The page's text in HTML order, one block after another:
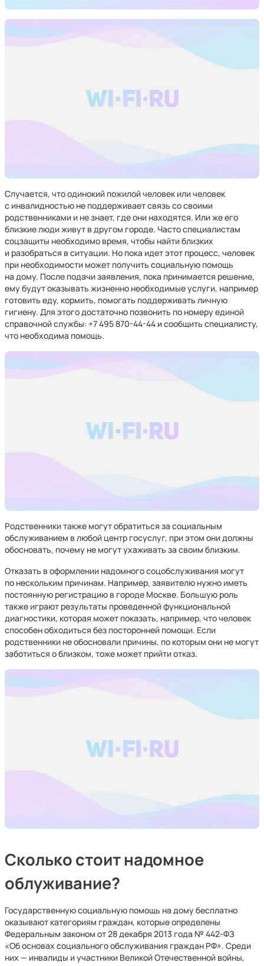
Случается, что одинокий пожилой человек или человек
с инвалидностью не поддерживает связь со своими
родственниками и не знает, где они находятся. Или же его
близкие люди живут в другом городе. Часто специалистам
соцзащиты необходимо время, чтобы найти близких
и разобраться в ситуации. Но пока идет этот процесс, человек
при необходимости может получить социальную помощь
на дому. После подачи заявления, пока принимается решение,
ему будут оказывать жизненно необходимые услуги, например
готовить еду, кормить, помогать поддерживать личную
гигиену. Для этого достаточно позвонить по номеру единой
справочной службы: +7 495 870⁠-44⁠-44 и сообщить специалисту,
что необходима помощь.
Родственники также могут обратиться за социальным
обслуживанием в любой центр госуслуг, при этом они должны
обосновать, почему не могут ухаживать за своим близким.
Отказать в оформлении надомного соцобслуживания могут
по нескольким причинам. Например, заявителю нужно иметь
постоянную регистрацию в городе Москве. Большую роль
также играют результаты проведенной функциональной
диагностики, которая может показать, например, что человек
способен обходиться без посторонней помощи. Если
родственники не обосновали причины, по которым они не могут
заботиться о близком, тоже может прийти отказ.
Сколько стоит надомное
облуживание?
Государственную социальную помощь на дому бесплатно
оказывают категориям граждан, которые определены
Федеральным законом от 28 декабря 2013 года № 442-ФЗ
«Об основах социального обслуживания граждан РФ». Среди
них — инвалиды и участники Великой Отечественной войны,